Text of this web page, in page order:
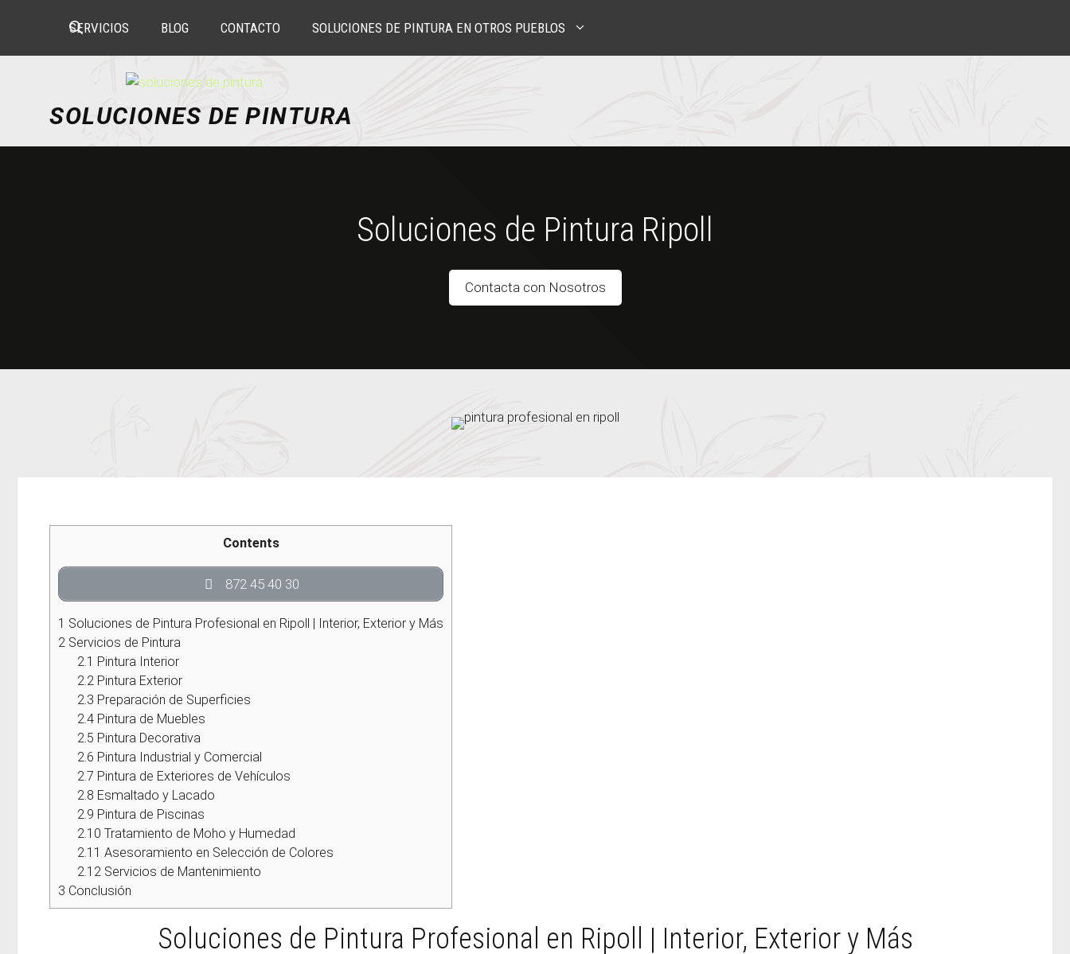
SERVICIOS BLOG CONTACTO SOLUCIONES DE PINTURA EN OTROS PUEBLOS
SOLUCIONES DE PINTURA
Soluciones de Pintura Ripoll
Contacta con Nosotros
Contents
872 45 40 30
1 Soluciones de Pintura Profesional en Ripoll | Interior, Exterior y Más
2 Servicios de Pintura
2.1 Pintura Interior
2.2 Pintura Exterior
2.3 Preparación de Superficies
2.4 Pintura de Muebles
2.5 Pintura Decorativa
2.6 Pintura Industrial y Comercial
2.7 Pintura de Exteriores de Vehículos
2.8 Esmaltado y Lacado
2.9 Pintura de Piscinas
2.10 Tratamiento de Moho y Humedad
2.11 Asesoramiento en Selección de Colores
2.12 Servicios de Mantenimiento
3 Conclusión
Soluciones de Pintura Profesional en Ripoll | Interior, Exterior y Más